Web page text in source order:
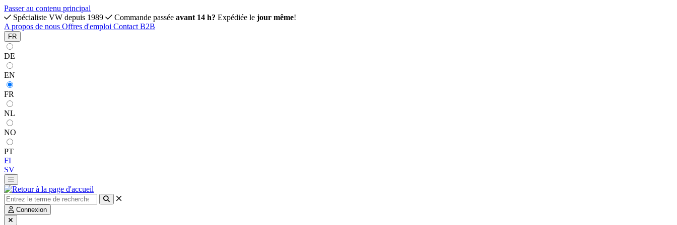
Passer au contenu principal
Spécialiste VW depuis 1989
Commande passée avant 14 h? Expédiée le jour même!
A propos de nous Offres d'emploi Contact B2B
FR
DE
EN
FR
NL
NO
PT
FI
SV
Connexion